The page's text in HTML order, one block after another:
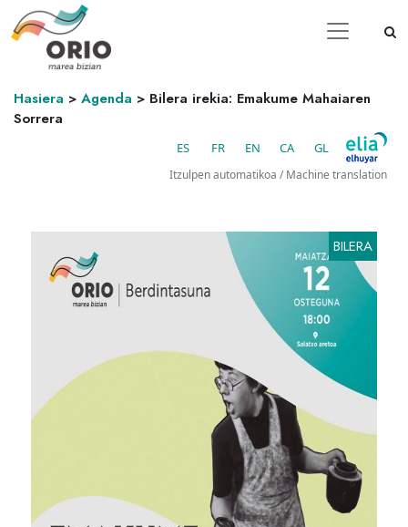
Hasiera > Agenda > Bilera irekia: Emakume Mahaiaren
Sorrera
ES FR EN CA GL
Itzulpen automatikoa / Machine translation
BILERA